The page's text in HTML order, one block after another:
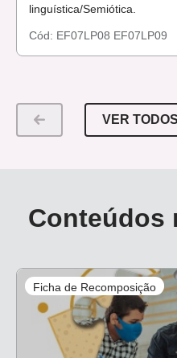
linguística/Semiótica.
Cód: EF07LP08 EF07LP09
VER
Conteúdos
Ficha de Recomposição